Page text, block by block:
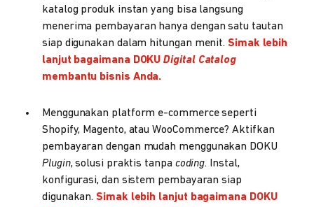
katalog produk instan yang bisa langsung
menerima pembayaran hanya dengan satu tautan
siap digunakan dalam hitungan menit.Simak lebih
lanjut bagaimana DOKUDigital Catalog
membantu bisnis Anda.
Menggunakan platform e-commerce seperti
Shopify, Magento, atau WooCommerce? Aktifkan
pembayaran dengan mudah menggunakan DOKU
Plugin, solusi praktis tanpa coding. Instal,
konfigurasi, dan sistem pembayaran siap
digunakan.Simak lebih lanjut bagaimana DOKU